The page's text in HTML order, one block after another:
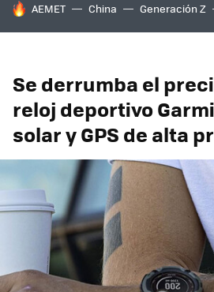
HOY SE HABLA DE
AEMET China Generación Z
Se derrumba el
reloj deportivo
solar y GPS de alta